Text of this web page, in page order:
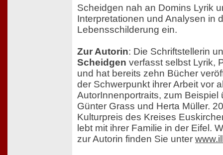
Scheidgen nah an Domins Lyrik
Interpretationen und Analysen in
Lebensschilderung ein.
Zur Autorin: Die Schriftstellerin
Scheidgen verfasst selbst Lyrik,
und hat bereits zehn Bücher
der Schwerpunkt ihrer Arbeit vor
AutorInnenportraits, zum Beispiel
Günter Grass und Herta Müller.
Kulturpreis des Kreises
lebt mit ihrer Familie in der Eifel.
zur Autorin finden Sie unter